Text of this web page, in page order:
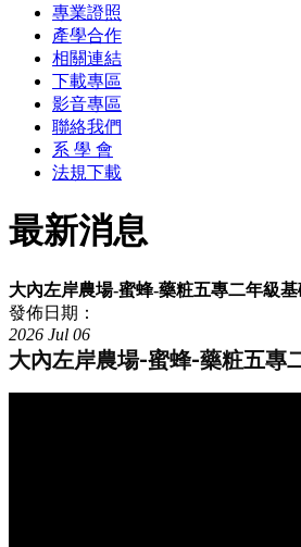
專業證照
產學合作
相關連結
下載專區
影音專區
聯絡我們
系 學 會
法規下載
最新消息
大內左岸農場-蜜蜂-藥粧五專二年級
發佈日期：
2026 Jul 06
大內左岸農場-蜜蜂-藥粧五專